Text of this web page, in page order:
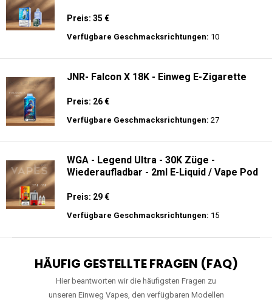
Preis: 35 €
Verfügbare Geschmacksrichtungen: 10
JNR- Falcon X 18K - Einweg E-Zigarette
Preis: 26 €
Verfügbare Geschmacksrichtungen: 27
WGA - Legend Ultra - 30K Züge -
Wiederaufladbar - 2ml E-Liquid / Vape Pod
Preis: 29 €
Verfügbare Geschmacksrichtungen: 15
HÄUFIG GESTELLTE FRAGEN (FAQ)
Hier beantworten wir die häufigsten Fragen zu
unseren Einweg Vapes, den verfügbaren Modellen